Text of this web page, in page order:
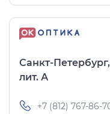
Санкт-
лит. А
+7 (812) 767-86-